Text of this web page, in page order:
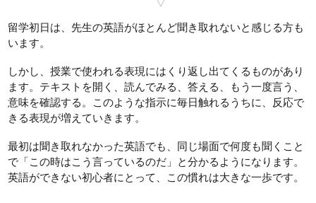
留学初日は、先生の英語がほとんど聞き取れないと感じる方も
います。
しかし、授業で使われる表現にはくり返し出てくるものがあり
ます。テキストを開く、読んでみる、答える、もう一度言う、
意味を確認する。このような指示に毎日触れるうちに、反応で
きる表現が増えていきます。
最初は聞き取れなかった英語でも、同じ場面で何度も聞くこと
で「この時はこう言っているのだ」と分かるようになります。
英語ができない初心者にとって、この慣れは大きな一歩です。